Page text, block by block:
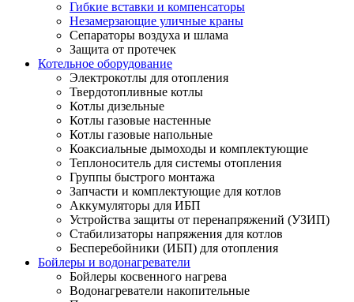
Гибкие вставки и компенсаторы
Незамерзающие уличные краны
Сепараторы воздуха и шлама
Защита от протечек
Котельное оборудование
Электрокотлы для отопления
Твердотопливные котлы
Котлы дизельные
Котлы газовые настенные
Котлы газовые напольные
Коаксиальные дымоходы и комплектующие
Теплоноситель для системы отопления
Группы быстрого монтажа
Запчасти и комплектующие для котлов
Аккумуляторы для ИБП
Устройства защиты от перенапряжений (УЗИП)
Стабилизаторы напряжения для котлов
Бесперебойники (ИБП) для отопления
Бойлеры и водонагреватели
Бойлеры косвенного нагрева
Водонагреватели накопительные